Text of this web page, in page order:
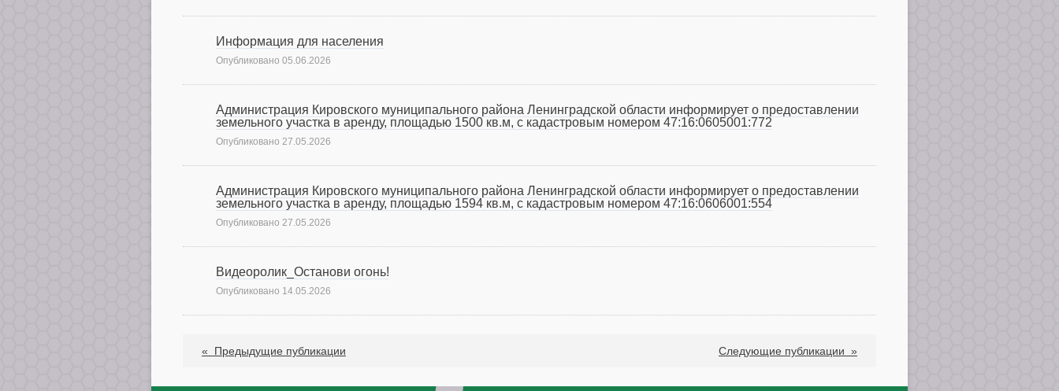
Информация для населения
Опубликовано 05.06.2026
Администрация Кировского муниципального района Ленинградской области информирует о предоставлении
земельного участка в аренду, площадью 1500 кв.м, с кадастровым номером 47:16:0605001:772
Опубликовано 27.05.2026
Администрация Кировского муниципального района Ленинградской области информирует о предоставлении
земельного участка в аренду, площадью 1594 кв.м, с кадастровым номером 47:16:0606001:554
Опубликовано 27.05.2026
Видеоролик_Останови огонь!
Опубликовано 14.05.2026
« Предыдущие публикации Следующие публикации »